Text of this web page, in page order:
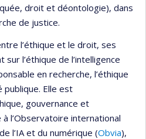
droit et déontologie), dans
de justice.
l’éthique et le droit, ses
l’éthique de l’intelligence
en recherche, l’éthique
Elle est
gouvernance et
l’Observatoire international
l’IA et du numérique (Obvia),